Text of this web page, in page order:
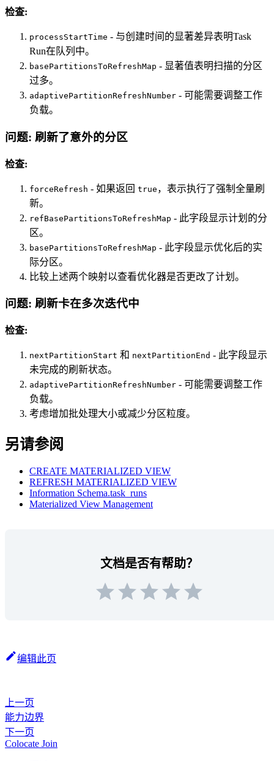
检查:
processStartTime - 与创建时间的显著差异表明Task
Run在队列中。
basePartitionsToRefreshMap - 显著值表明扫描的分区
过多。
adaptivePartitionRefreshNumber - 可能需要调整工作
负载。
问题: 刷新了意外的分区
检查:
forceRefresh - 如果返回 true ，表示执行了强制全量刷
新。
refBasePartitionsToRefreshMap - 此字段显示计划的分
区。
basePartitionsToRefreshMap - 此字段显示优化后的实
际分区。
比较上述两个映射以查看优化器是否更改了计划。
问题: 刷新卡在多次迭代中
检查:
nextPartitionStart 和 nextPartitionEnd - 此字段显示
未完成的刷新状态。
adaptivePartitionRefreshNumber - 可能需要调整工作
负载。
考虑增加批处理大小或减少分区粒度。
另请参阅
CREATE MATERIALIZED VIEW
REFRESH MATERIALIZED VIEW
Information Schema.task_runs
Materialized View Management
文档是否有帮助？
编辑此页
上一页
能力边界
下一页
Colocate Join